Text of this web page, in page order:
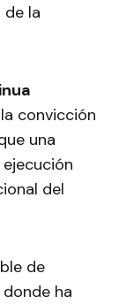
la
convicción
una
del
de
ha